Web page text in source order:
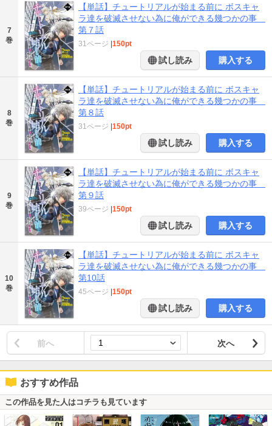
7
巻
【単話】チュートリアルが始まる前に ボスキャ
ラ達を破滅させない為に俺ができる幾つかの事
第７話
31ページ 150pt
試し読み 購入する
8
巻
【単話】チュートリアルが始まる前に ボスキャ
ラ達を破滅させない為に俺ができる幾つかの事
第８話
31ページ 150pt
試し読み 購入する
9
巻
【単話】チュートリアルが始まる前に ボスキャ
ラ達を破滅させない為に俺ができる幾つかの事
第９話
39ページ 150pt
試し読み 購入する
10
巻
【単話】チュートリアルが始まる前に ボスキャ
ラ達を破滅させない為に俺ができる幾つかの事
第10話
45ページ 150pt
試し読み 購入する
前へ 次へ
おすすめ作品
この作品を見た人はコチラも見ています